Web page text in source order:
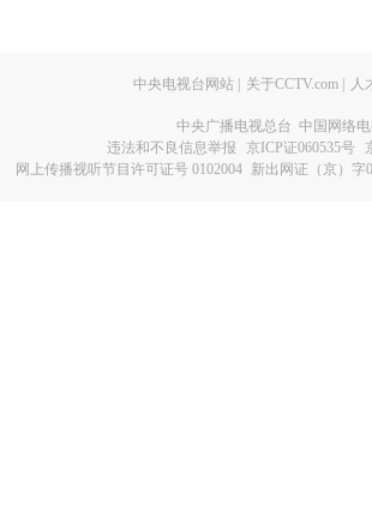
中央电视台网站 | 关于CCTV.com | 人
中央广播电视总台 中国网络
违法和不良信息举报
京ICP证060535号
网上传播视听节目许可证号 0102004 新出网证（京）